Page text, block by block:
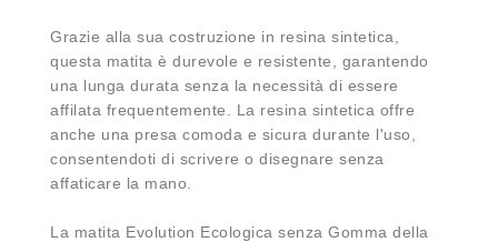
Grazie alla sua costruzione in resina sintetica,
questa matita è durevole e resistente, garantendo
una lunga durata senza la necessità di essere
affilata frequentemente. La resina sintetica offre
anche una presa comoda e sicura durante l'uso,
consentendoti di scrivere o disegnare senza
affaticare la mano.
La matita Evolution Ecologica senza Gomma della